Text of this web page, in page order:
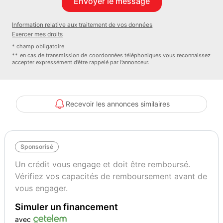
Garantie : Spoticar-Premium 12 Mois
Couleur
Bleu Voltaïque
Puissance réelle
Vignette Crit’Air
Garantie mécanique
Information relative aux traitement de vos données
Exercer mes droits
* champ obligatoire
** en cas de transmission de coordonnées téléphoniques vous reconnaissez
accepter expressément d’être rappelé par l’annonceur.
Recevoir les annonces similaires
Sponsorisé
Un crédit vous engage et doit être remboursé.
Vérifiez vos capacités de remboursement avant de
vous engager.
Simuler un financement
avec